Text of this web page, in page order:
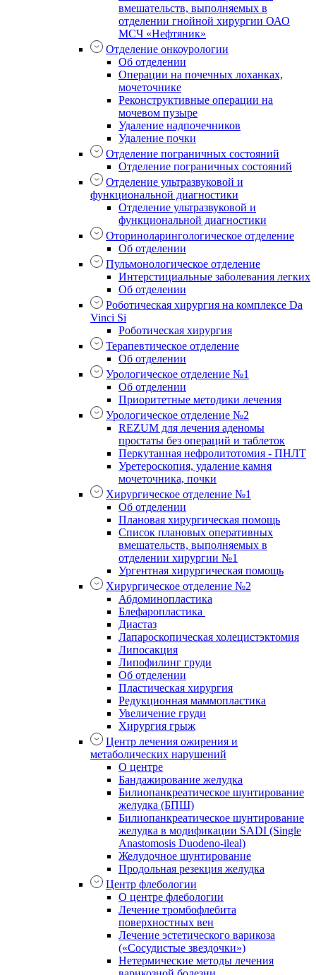
вмешательств, выполняемых в
отделении гнойной хирургии ОАО
МСЧ «Нефтяник»
Отделение онкоурологии
Об отделении
Операции на почечных лоханках,
мочеточнике
Реконструктивные операции на
мочевом пузыре
Удаление надпочечников
Удаление почки
Отделение пограничных состояний
Отделение пограничных состояний
Отделение ультразвуковой и
функциональной диагностики
Отделение ультразвуковой и
функциональной диагностики
Оториноларингологическое отделение
Об отделении
Пульмонологическое отделение
Интерстициальные заболевания легких
Об отделении
Роботическая хирургия на комплексе Da
Vinci Si
Роботическая хирургия
Терапевтическое отделение
Об отделении
Урологическое отделение №1
Об отделении
Приоритетные методики лечения
Урологическое отделение №2
REZUM для лечения аденомы
простаты без операций и таблеток
Перкутанная нефролитотомия - ПНЛТ
Уретероскопия, удаление камня
мочеточника, почки
Хирургическое отделение №1
Об отделении
Плановая хирургическая помощь
Список плановых оперативных
вмешательств, выполняемых в
отделении хирургии №1
Ургентная хирургическая помощь
Хирургическое отделение №2
Абдоминопластика
Блефаропластика
Диастаз
Лапароскопическая холецистэктомия
Липосакция
Липофилинг груди
Об отделении
Пластическая хирургия
Редукционная маммопластика
Увеличение груди
Хирургия грыж
Центр лечения ожирения и
метаболических нарушений
О центре
Бандажирование желудка
Билиопанкреатическое шунтирование
желудка (БПШ)
Билиопанкреатическое шунтирование
желудка в модификации SADI (Single
Anastomosis Duodeno-ileal)
Желудочное шунтирование
Продольная резекция желудка
Центр флебологии
О центре флебологии
Лечение тромбофлебита
поверхностных вен
Лечение эстетического варикоза
(«Сосудистые звездочки»)
Нетермические методы лечения